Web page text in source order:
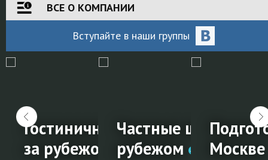
ВСЕ О КОМПАНИИ
Вступайте в наши группы
на обучение за
Гостиничный менеджмент
за рубежом
Частные школы за
рубежом
Москве